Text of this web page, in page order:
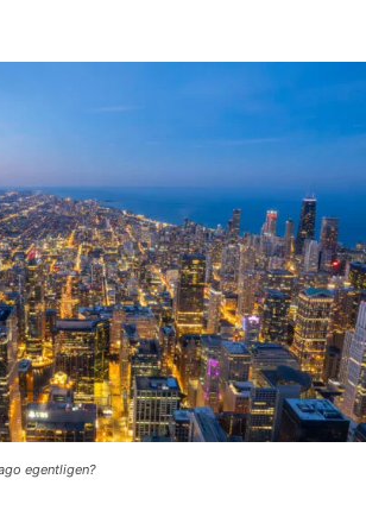
egentligen?